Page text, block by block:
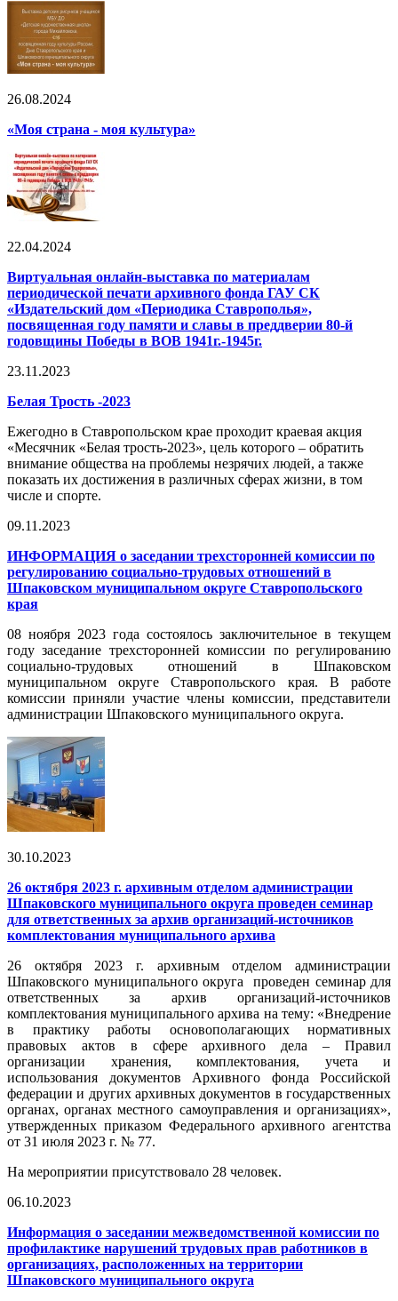
26.08.2024
«Моя страна - моя культура»
22.04.2024
Виртуальная онлайн-выставка по материалам
периодической печати архивного фонда ГАУ СК
«Издательский дом «Периодика Ставрополья»,
посвященная году памяти и славы в преддверии 80-й
годовщины Победы в ВОВ 1941г.-1945г.
23.11.2023
Белая Трость -2023
Ежегодно в Ставропольском крае проходит краевая акция
«Месячник «Белая трость-2023», цель которого – обратить
внимание общества на проблемы незрячих людей, а также
показать их достижения в различных сферах жизни, в том
числе и спорте.
09.11.2023
ИНФОРМАЦИЯ о заседании трехсторонней комиссии по
регулированию социально-трудовых отношений в
Шпаковском муниципальном округе Ставропольского
края
08 ноября 2023 года состоялось заключительное в текущем
году заседание трехсторонней комиссии по регулированию
социально-трудовых отношений в Шпаковском
муниципальном округе Ставропольского края. В работе
комиссии приняли участие члены комиссии, представители
администрации Шпаковского муниципального округа.
30.10.2023
26 октября 2023 г. архивным отделом администрации
Шпаковского муниципального округа проведен семинар
для ответственных за архив организаций-источников
комплектования муниципального архива
26 октября 2023 г. архивным отделом администрации
Шпаковского муниципального округа проведен семинар для
ответственных за архив организаций-источников
комплектования муниципального архива на тему: «Внедрение
в практику работы основополагающих нормативных
правовых актов в сфере архивного дела – Правил
организации хранения, комплектования, учета и
использования документов Архивного фонда Российской
федерации и других архивных документов в государственных
органах, органах местного самоуправления и организациях»,
утвержденных приказом Федерального архивного агентства
от 31 июля 2023 г. № 77.
На мероприятии присутствовало 28 человек.
06.10.2023
Информация о заседании межведомственной комиссии по
профилактике нарушений трудовых прав работников в
организациях, расположенных на территории
Шпаковского муниципального округа